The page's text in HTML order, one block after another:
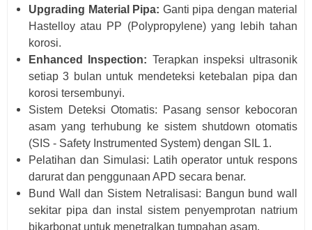
Upgrading Material Pipa: Ganti pipa dengan material
Hastelloy atau PP (Polypropylene) yang lebih tahan
korosi.
Enhanced Inspection: Terapkan inspeksi ultrasonik
setiap 3 bulan untuk mendeteksi ketebalan pipa dan
korosi tersembunyi.
Sistem Deteksi Otomatis: Pasang sensor kebocoran
asam yang terhubung ke sistem shutdown otomatis
(SIS - Safety Instrumented System) dengan SIL 1.
Pelatihan dan Simulasi: Latih operator untuk respons
darurat dan penggunaan APD secara benar.
Bund Wall dan Sistem Netralisasi: Bangun bund wall
sekitar pipa dan instal sistem penyemprotan natrium
bikarbonat untuk menetralkan tumpahan asam.